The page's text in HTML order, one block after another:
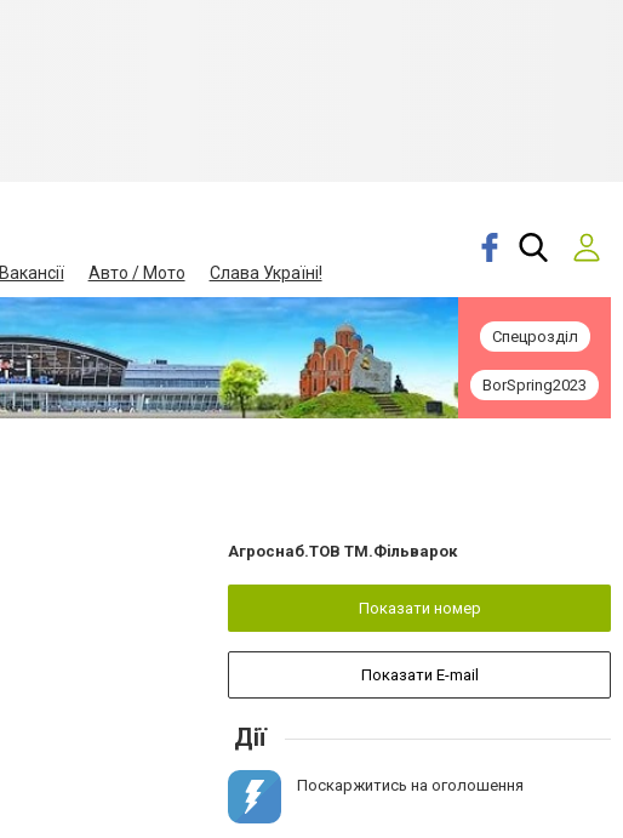
Вакансії Авто / Мото Слава Україні!
Спецрозділ
BorSpring2023
Агроснаб.ТОВ ТМ.Фiльварок
Показати номер
Показати E-mail
Дії
Поскаржитись на оголошення